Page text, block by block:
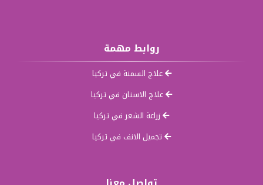
روابط مهمة
علاج السمنة في تركيا
علاج الاسنان في تركيا
زراعة الشعر في تركيا
تجميل الانف في تركيا